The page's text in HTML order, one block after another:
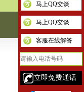
马上QQ交谈
马上QQ交谈
客服在线解答